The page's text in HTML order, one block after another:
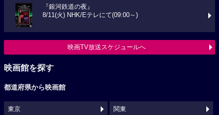
『銀河鉄道の夜』
8/11(火) NHK/Eテレにて(09:00～)
映画TV放送スケジュールへ
映画館を探す
都道府県から映画館
東京 関東